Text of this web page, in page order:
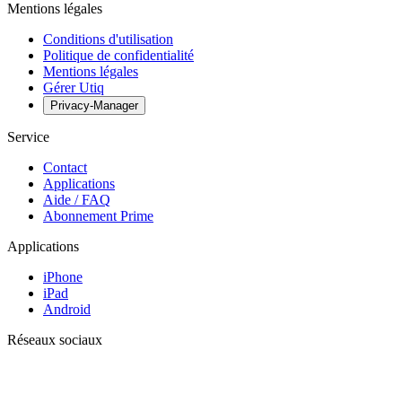
Mentions légales
Conditions d'utilisation
Politique de confidentialité
Mentions légales
Gérer Utiq
Privacy-Manager
Service
Contact
Applications
Aide / FAQ
Abonnement Prime
Applications
iPhone
iPad
Android
Réseaux sociaux